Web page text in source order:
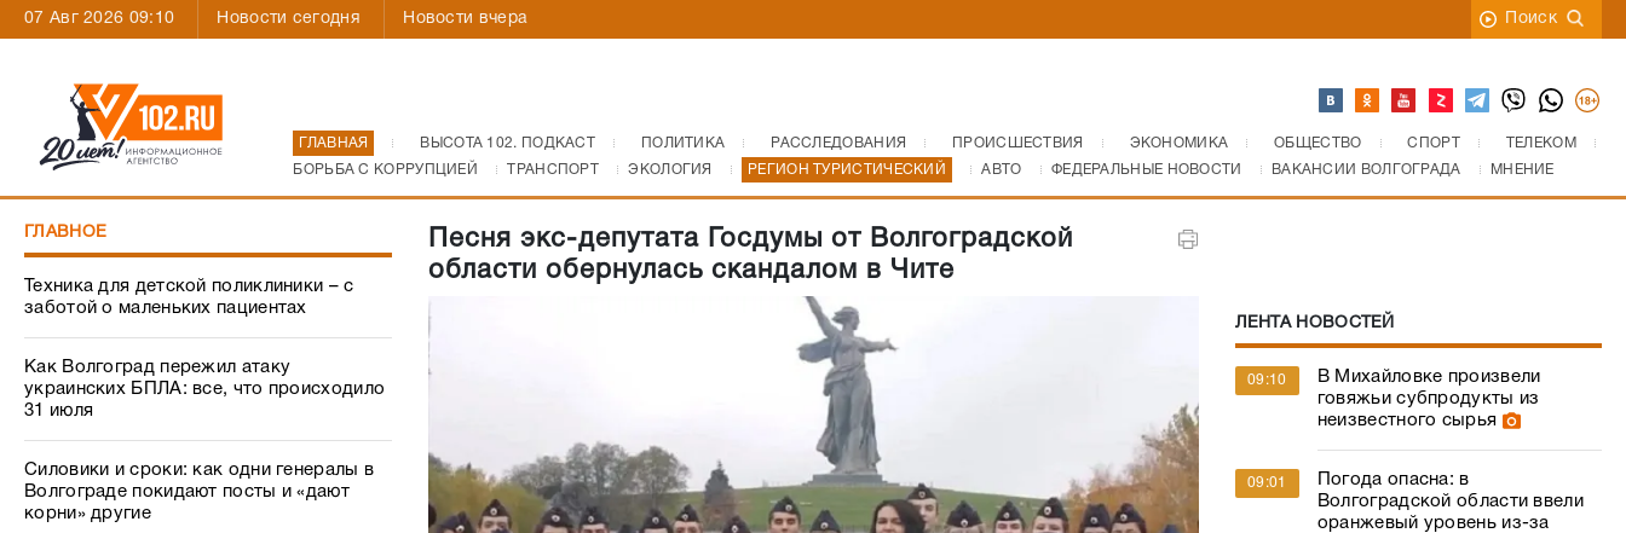
07 Авг 2026 09:10 Новости сегодня Новости вчера Поиск
ГЛАВНАЯ ВЫСОТА 102. ПОДКАСТ ПОЛИТИКА РАССЛЕДОВАНИЯ ПРОИСШЕСТВИЯ ЭКОНОМИКА ОБЩЕСТВО СПОРТ
ТЕЛЕКОМ
БОРЬБА С КОРРУПЦИЕЙ
ТРАНСПОРТ ЭКОЛОГИЯ РЕГИОН ТУРИСТИЧЕСКИЙ АВТО ФЕДЕРАЛЬНЫЕ НОВОСТИ ВАКАНСИИ ВОЛГОГРАДА МНЕНИЕ
ГЛАВНОЕ
Техника для детской поликлиники – с
заботой о маленьких пациентах
Как Волгоград пережил атаку
украинских БПЛА: все, что происходило
31 июля
Силовики и сроки: как одни генералы в
Волгограде покидают посты и «дают
корни» другие
Песня экс-депутата Госдумы от Волгоградской
области обернулась скандалом в Чите
ЛЕНТА НОВОСТЕЙ
09:10
В Михайловке произвели
говяжьи субпродукты из
неизвестного сырья
09:01
Погода опасна: в
Волгоградской области ввели
оранжевый уровень из-за